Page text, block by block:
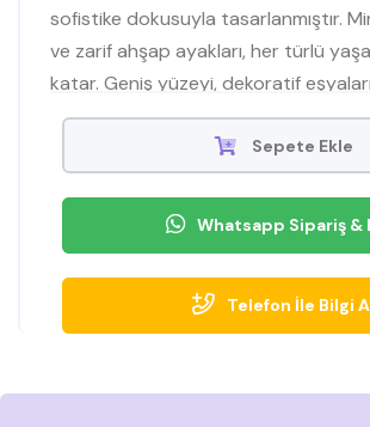
sofistike dokusuyla tasarlanmıştır.
ve zarif ahşap ayakları, her türlü
katar. Geniş yüzeyi, dekoratif
veya günlük ihtiyaçlarınızı
Fonksiyonel ve estetik bir çözüm
Sepete Ekle
Whatsapp Sipariş &
Telefon İle Bilgi